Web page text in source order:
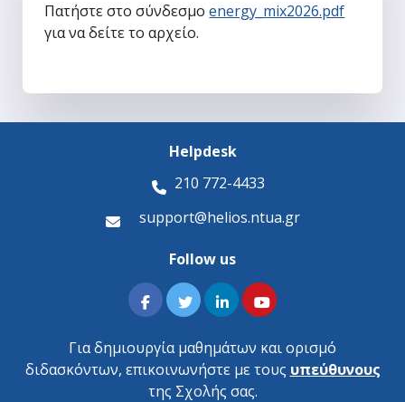
Πατήστε στο σύνδεσμοenergy_mix2026.pdf
για να δείτε το αρχείο.
Helpdesk
210 772-4433
support@helios.ntua.gr
Follow us
Για δημιουργία μαθημάτων και ορισμό
διδασκόντων, επικοινωνήστε με τους υπεύθυνους
της Σχολής σας.